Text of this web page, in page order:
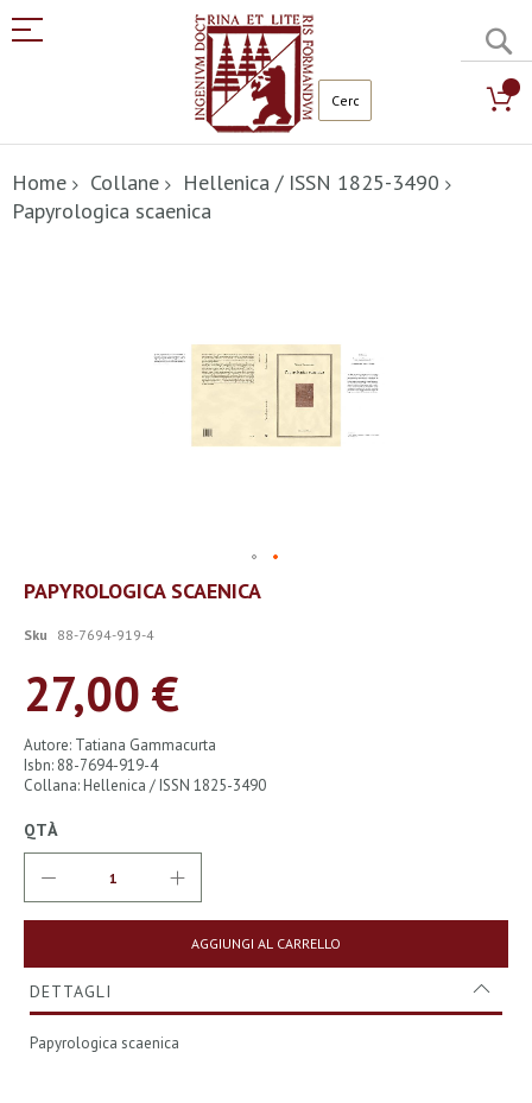
al
contenuto
Home Collane
Hellenica / ISSN 1825-3490
Papyrologica scaenica
Vai
all'inizio
galleria
immagini
PAPYROLOGICA SCAENICA
Sku 88-7694-919-4
27,00 €
Autore: Tatiana Gammacurta
Isbn: 88-7694-919-4
Collana: Hellenica / ISSN 1825-3490
QTÀ
AGGIUNGI AL CARRELLO
DETTAGLI
Papyrologica scaenica